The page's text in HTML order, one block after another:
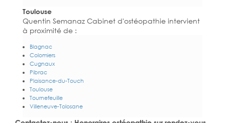
Toulouse
Quentin Semanaz Cabinet d'ostéopathie intervient
à proximité de :
Blagnac
Colomiers
Cugnaux
Pibrac
Plaisance-du-Touch
Toulouse
Tournefeuille
Villeneuve-Tolosane